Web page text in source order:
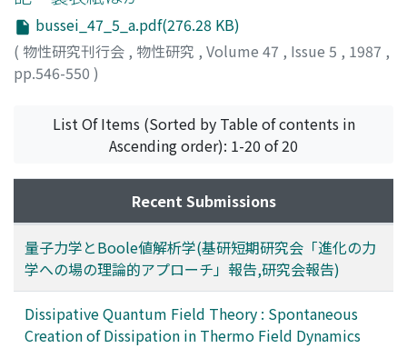
bussei_47_5_a.pdf(276.28 KB)
( 物性研究刊行会 , 物性研究 , Volume 47 , Issue 5 , 1987 ,
pp.546-550 )
List Of Items (Sorted by Table of contents in
Ascending order): 1-20 of 20
Recent Submissions
量子力学とBoole値解析学(基研短期研究会「進化の力
学への場の理論的アプローチ」報告,研究会報告)
Dissipative Quantum Field Theory : Spontaneous
Creation of Dissipation in Thermo Field Dynamics